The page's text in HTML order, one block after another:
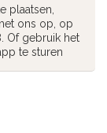
plaatsen,
ons op, op
Of gebruik het
te sturen